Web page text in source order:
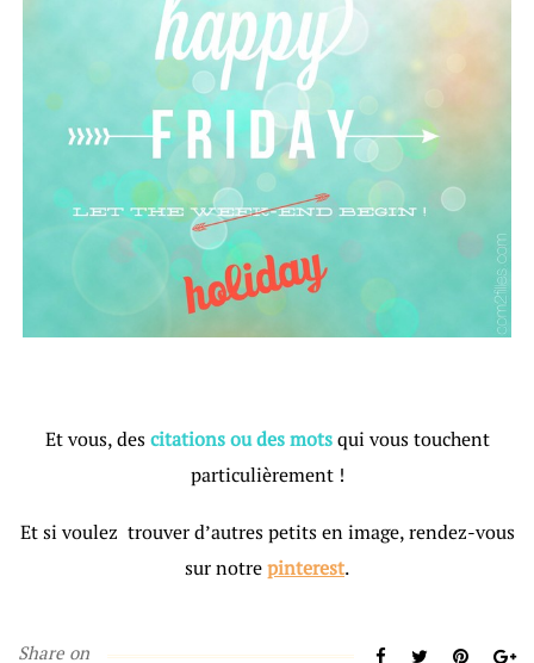
Et vous, descitations ou des mots qui vous touchent
particulièrement !
Et si voulez trouver d’autres petits en image, rendez-vous
sur notrepinterest.
Share on